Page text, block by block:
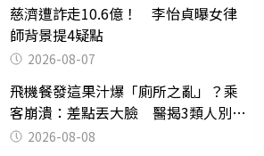
慈濟遭詐走10.6億！ 李怡貞曝女律
師背景提4疑點
2026-08-07
飛機餐發這果汁爆「廁所之亂」？乘
客崩潰：差點丟大臉 醫揭3類人別亂
喝 2026-08-08